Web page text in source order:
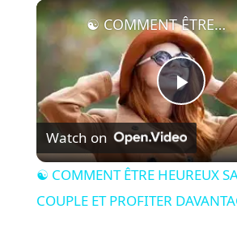
P
l
a
☯ COMMENT ÊTRE HEUREUX SANS ÊTRE EN COUPLE ET PROFITER DAVANTAGE DE LA VIE ?
Watch on
☯ COMMENT ÊTRE HEUREUX
COUPLE ET PROFITER